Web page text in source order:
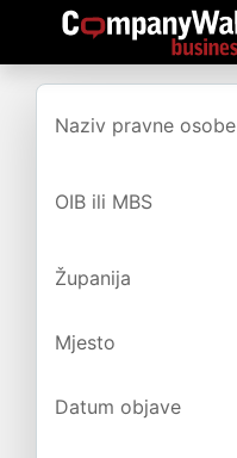
Naziv pravne osobe
OIB ili MBS
Županija
Mjesto
Datum objave